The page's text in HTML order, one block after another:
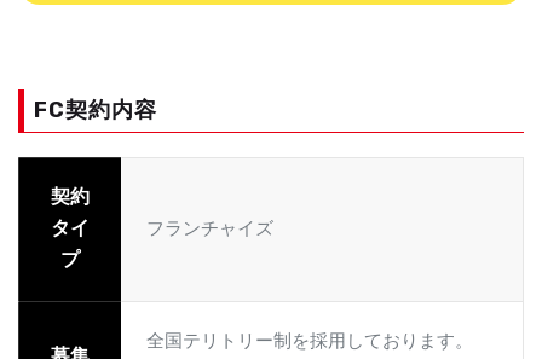
FC契約内容
契約
タイ
プ
フランチャイズ
全国テリトリー制を採用しております。